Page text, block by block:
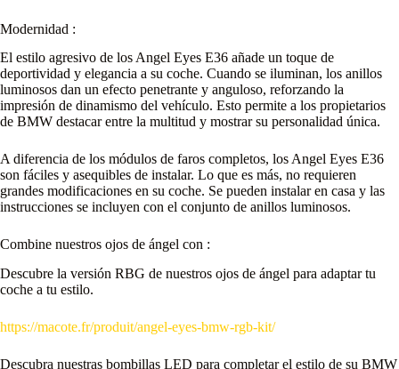
Modernidad :
El estilo agresivo de los Angel Eyes E36 añade un toque de
deportividad y elegancia a su coche. Cuando se iluminan, los anillos
luminosos dan un efecto penetrante y anguloso, reforzando la
impresión de dinamismo del vehículo. Esto permite a los propietarios
de BMW destacar entre la multitud y mostrar su personalidad única.
A diferencia de los módulos de faros completos, los Angel Eyes E36
son fáciles y asequibles de instalar. Lo que es más, no requieren
grandes modificaciones en su coche. Se pueden instalar en casa y las
instrucciones se incluyen con el conjunto de anillos luminosos.
Combine nuestros ojos de ángel con :
Descubre la versión RBG de nuestros ojos de ángel para adaptar tu
coche a tu estilo.
https://macote.fr/produit/angel-eyes-bmw-rgb-kit/
Descubra nuestras bombillas LED para completar el estilo de su BMW